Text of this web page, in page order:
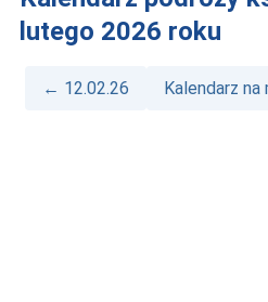
lutego 2026 roku
← 12.02.26 Kalendarz na